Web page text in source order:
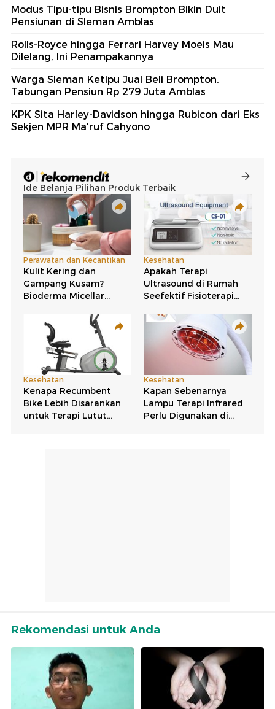
Modus Tipu-tipu Bisnis Brompton Bikin Duit
Pensiunan di Sleman Amblas
Rolls-Royce hingga Ferrari Harvey Moeis Mau
Dilelang, Ini Penampakannya
Warga Sleman Ketipu Jual Beli Brompton,
Tabungan Pensiun Rp 279 Juta Amblas
KPK Sita Harley-Davidson hingga Rubicon dari Eks
Sekjen MPR Ma'ruf Cahyono
Rekomendasi untuk Anda